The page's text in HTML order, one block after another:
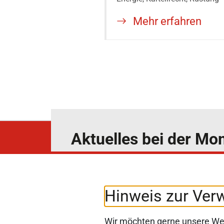
Hinweis zur
Wir möchten gerne unsere
Mehr erfahren
Aktuelles bei der
News4Competition
Abonnieren Sie unseren